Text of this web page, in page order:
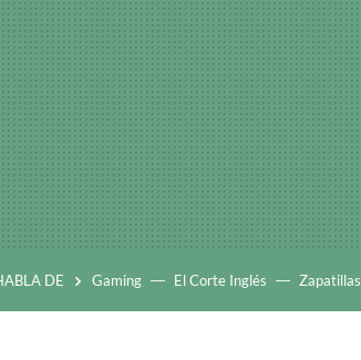
DE Gaming El Corte Inglés Zapatillas